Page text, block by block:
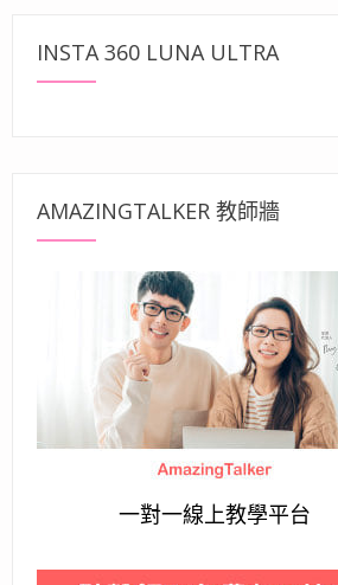
INSTA 360 LUNA ULTRA
AMAZINGTALKER 教師牆
一對一線上教學平台